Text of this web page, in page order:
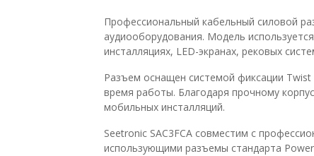
Профессиональный кабельный силовой
аудиооборудования. Модель
инсталляциях, LED-экранах, рековых
Разъем оснащен системой фиксации
время работы. Благодаря прочному
мобильных инсталляций.
Seetronic SAC3FCA совместим с
использующими разъемы стандарта